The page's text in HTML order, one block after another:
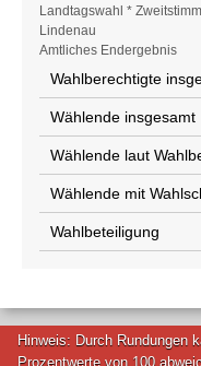
Wahlstatistik
Landtagswahl *
Lindenau
Amtliches Endergebnis
Wahlberechtigte
Wählende insgesamt
Wählende laut
Wählende mit
Wahlbeteiligung
Hinweis: Durch Rundungen
Prozentwerte von 100